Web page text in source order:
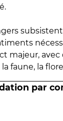
majeur,
faune, la
par